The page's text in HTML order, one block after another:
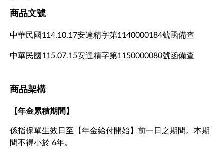
商品文號
中華民國114.10.17安達精字第1140000184號函備查
中華民國115.07.15安達精字第1150000080號函備查
商品架構
【年金累積期間】
係指保單生效日至【年金給付開始】前一日之期間。本期
間不得小於 6年。